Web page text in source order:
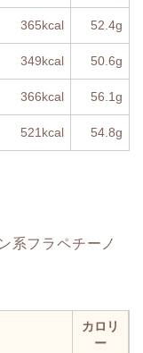
365kcal 52.4g
349kcal 50.6g
366kcal 56.1g
521kcal 54.8g
系フラペチーノ
カロリ
ー